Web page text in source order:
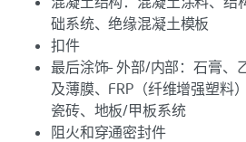
础系统、绝缘混凝土模板
扣件
最后涂饰– 外部/内部：石膏、
及薄膜、FRP（纤维增强塑料
瓷砖、地板/甲板系统
阻火和穿通密封件